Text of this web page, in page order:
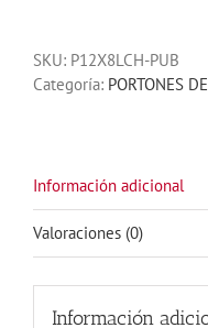
12X8
cantidad
SKU: P12X8LCH-PUB
Categoría: PORTONES
Información adicional
Valoraciones (0)
Información